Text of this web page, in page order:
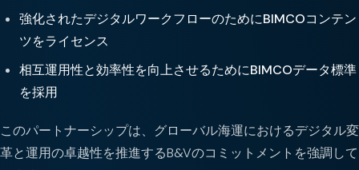
強化されたデジタルワークフローのためにBIMCOコンテン
ツをライセンス
相互運用性と効率性を向上させるためにBIMCOデータ標準
を採用
このパートナーシップは、グローバル海運におけるデジタル変
革と運用の卓越性を推進するB&Vのコミットメントを強調して